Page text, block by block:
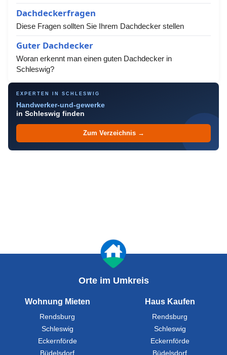
Dachdeckerfragen
Diese Fragen sollten Sie Ihrem Dachdecker stellen
Guter Dachdecker
Woran erkennt man einen guten Dachdecker in
Schleswig?
EXPERTEN IN SCHLESWIG
Handwerker-und-gewerke
in Schleswig finden
Zum Verzeichnis →
Orte im Umkreis
Wohnung Mieten
Rendsburg
Schleswig
Eckernförde
Büdelsdorf
Haus Kaufen
Rendsburg
Schleswig
Eckernförde
Büdelsdorf